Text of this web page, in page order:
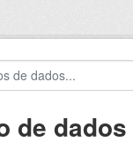
de